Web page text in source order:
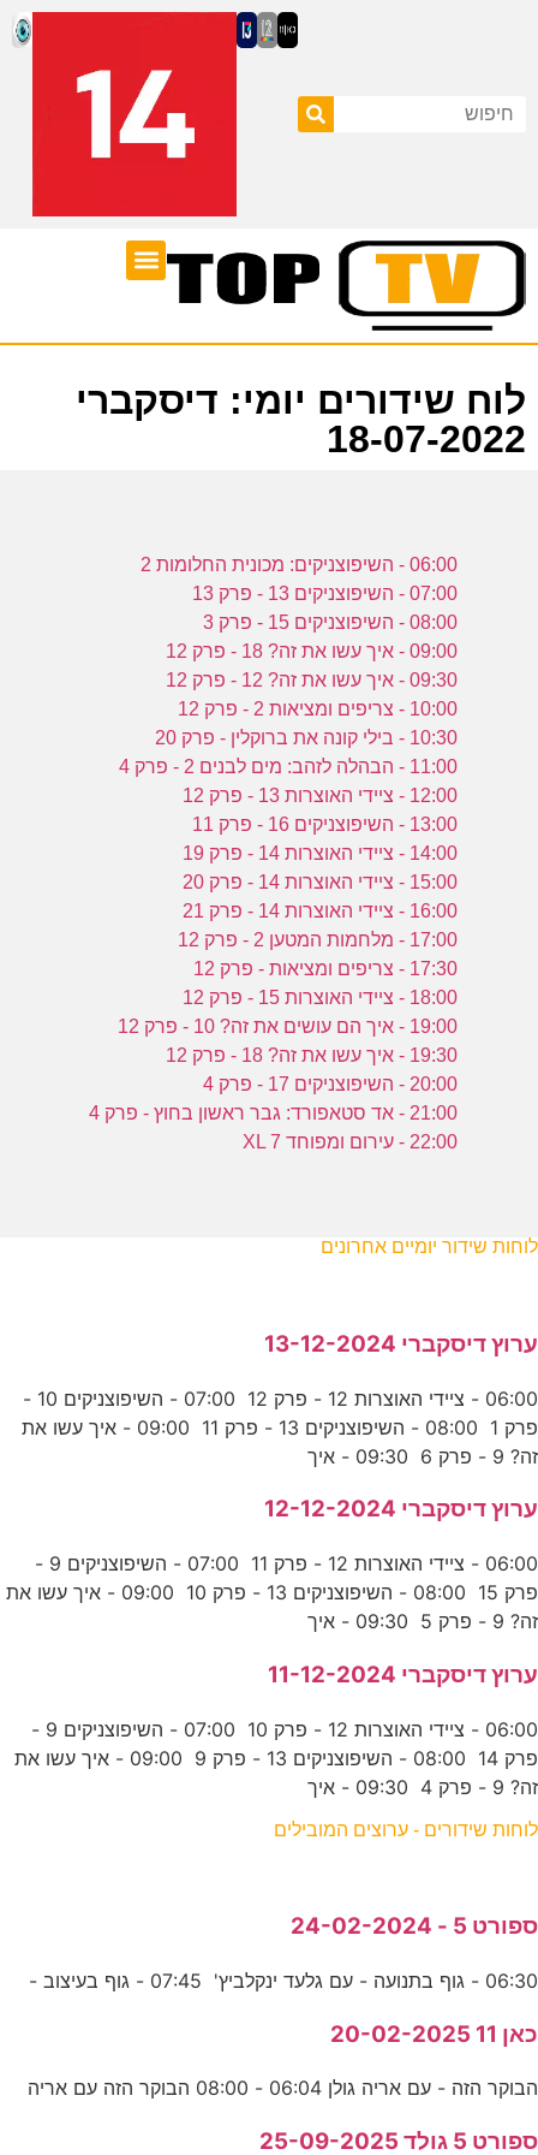
לוח שידורים יומי: דיסקברי
18-07-2022
06:00 - השיפוצניקים: מכונית החלומות 2
07:00 - השיפוצניקים 13 - פרק 13
08:00 - השיפוצניקים 15 - פרק 3
09:00 - איך עשו את זה? 18 - פרק 12
09:30 - איך עשו את זה? 12 - פרק 12
10:00 - צריפים ומציאות 2 - פרק 12
10:30 - בילי קונה את ברוקלין - פרק 20
11:00 - הבהלה לזהב: מים לבנים 2 - פרק 4
12:00 - ציידי האוצרות 13 - פרק 12
13:00 - השיפוצניקים 16 - פרק 11
14:00 - ציידי האוצרות 14 - פרק 19
15:00 - ציידי האוצרות 14 - פרק 20
16:00 - ציידי האוצרות 14 - פרק 21
17:00 - מלחמות המטען 2 - פרק 12
17:30 - צריפים ומציאות - פרק 12
18:00 - ציידי האוצרות 15 - פרק 12
19:00 - איך הם עושים את זה? 10 - פרק 12
19:30 - איך עשו את זה? 18 - פרק 12
20:00 - השיפוצניקים 17 - פרק 4
21:00 - אד סטאפורד: גבר ראשון בחוץ - פרק 4
22:00 - עירום ומפוחד XL 7
לוחות שידור יומיים אחרונים
ערוץ דיסקברי 13-12-2024
06:00 - ציידי האוצרות 12 - פרק 12 07:00 - השיפוצניקים 10 -
פרק 1 08:00 - השיפוצניקים 13 - פרק 11 09:00 - איך עשו את
זה? 9 - פרק 6 09:30 - איך
ערוץ דיסקברי 12-12-2024
06:00 - ציידי האוצרות 12 - פרק 11 07:00 - השיפוצניקים 9 -
פרק 15 08:00 - השיפוצניקים 13 - פרק 10 09:00 - איך עשו את
זה? 9 - פרק 5 09:30 - איך
ערוץ דיסקברי 11-12-2024
06:00 - ציידי האוצרות 12 - פרק 10 07:00 - השיפוצניקים 9 -
פרק 14 08:00 - השיפוצניקים 13 - פרק 9 09:00 - איך עשו את
זה? 9 - פרק 4 09:30 - איך
לוחות שידורים - ערוצים המובילים
ספורט 5 - 24-02-2024
06:30 - גוף בתנועה - עם גלעד ינקלביץ' 07:45 - גוף בעיצוב -
כאן 11 20-02-2025
הבוקר הזה - עם אריה גולן 06:04 - 08:00 הבוקר הזה עם אריה
ספורט 5 גולד 25-09-2025